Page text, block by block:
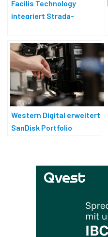
Facilis Technology
integriert Strada-
Western Digital erweitert
SanDisk Portfolio